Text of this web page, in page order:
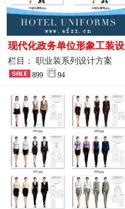
现代化政务单位形象工装设
计｜国风会务接待西装制服
整套方案
栏目： 职业装系列设计方案
899 94